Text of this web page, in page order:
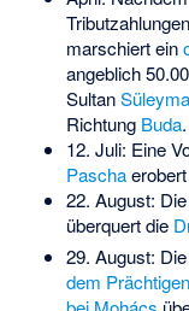
marschiert ein
angeblich
Sultan
Richtung Buda.
12. Juli: Eine
Paschaerobert
22. August: Die
überquert die
29. August: Die
dem Prächtigen